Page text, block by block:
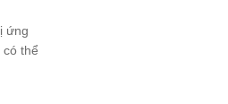
ứng
thể